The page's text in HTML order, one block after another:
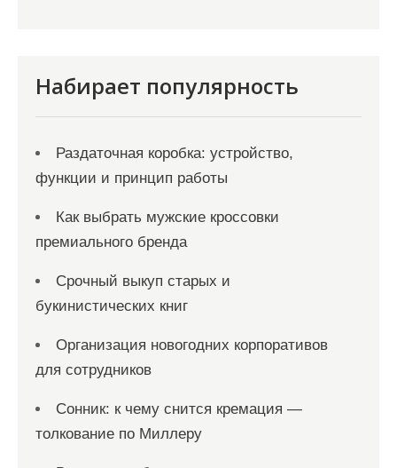
м
Набирает популярность
Раздаточная коробка: устройство,
функции и принцип работы
Как выбрать мужские кроссовки
премиального бренда
Срочный выкуп старых и
букинистических книг
Организация новогодних корпоративов
для сотрудников
Сонник: к чему снится кремация —
толкование по Миллеру